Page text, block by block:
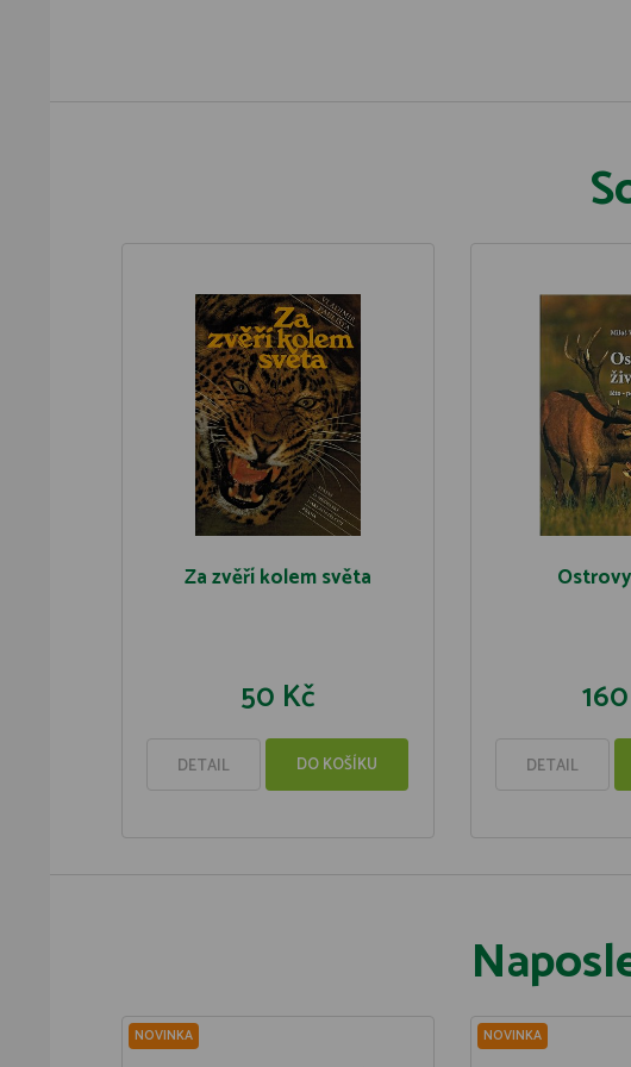
Za zvěří kolem světa
50 Kč
DETAIL DO KOŠÍKU DETAIL
NOVINKA NOVINKA